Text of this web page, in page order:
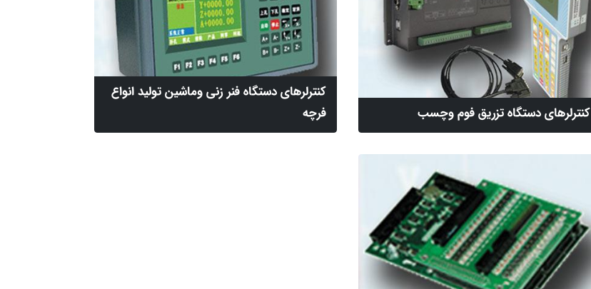
کنترلرهای دستگاه تزریق فوم وچسب
کنترلرهای دستگاه فنر زنی وماشین تولید انواع
فرچه